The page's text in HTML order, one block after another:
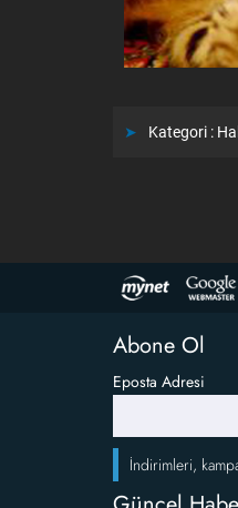
Kategori :
Abone Ol
Eposta Adresi
İndirimleri,